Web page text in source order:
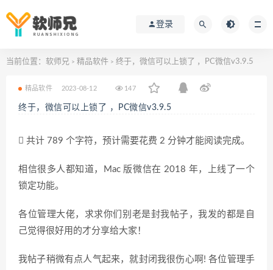
登录
当前位置： 软师兄 > 精品软件 > 终于，微信可以上锁了 ，PC微信v3.9.5
精品软件 2023-08-12 147
终于，微信可以上锁了 ，PC微信v3.9.5
共计 789 个字符，预计需要花费 2 分钟才能阅读完成。
相信很多人都知道，Mac 版微信在 2018 年，上线了一个
锁定功能。
各位管理大佬，求求你们别老是封我帖子，我发的都是自
己觉得很好用的才分享给大家！
我帖子稍微有点人气起来，就封闭我很伤心啊! 各位管理手